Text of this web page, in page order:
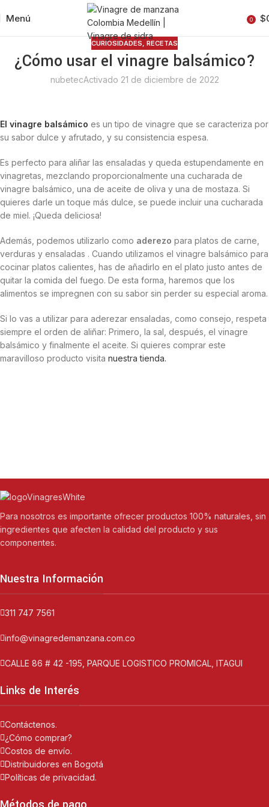
Menú 0 $
CURIOSIDADES, RECETAS
¿Cómo usar el vinagre balsámico?
nubetecActivado 21 de diciembre de 2022
El vinagre balsámico es un tipo de vinagre que se caracteriza por
su sabor dulce y afrutado, y su consistencia espesa.
Es perfecto para aliñar las ensaladas y queda estupendamente en
vinagretas, mezclando proporcionalmente una cucharada de
vinagre balsámico, una de aceite de oliva y una de mostaza. Si
quieres darle un toque más dulce, se puede incluir una cucharada
de miel. ¡Queda deliciosa!
Además, podemos utilizarlo como aderezo para platos de carne,
verduras y ensaladas . Cuando utilizamos el vinagre balsámico para
cocinar platos calientes, has de añadirlo en el plato justo antes de
quitar la comida del fuego. De esta forma, haremos que los
alimentos se impregnen con su sabor sin perder su especial aroma.
Si lo vas a utilizar para aderezar ensaladas, como consejo, respeta
siempre el orden de aliñar: Primero, la sal, después, el vinagre
balsámico y finalmente el aceite. Si quieres comprar este
maravilloso producto visita nuestra tienda.
Para nosotros es importante ofrecer productos 100% naturales, sin
ingredientes que afecten la calidad del producto y sus
componentes.
Nuestra Información
311 747 7561
info@vinagredemanzana.com.co
CALLE 86 # 42 -195, PARQUE LOGISTICO PROMICAL, ITAGUI
Links de Interés
Contáctenos.
¿Cómo comprar?
Costos de envío.
Distribuidores en Bogotá
Políticas de privacidad.